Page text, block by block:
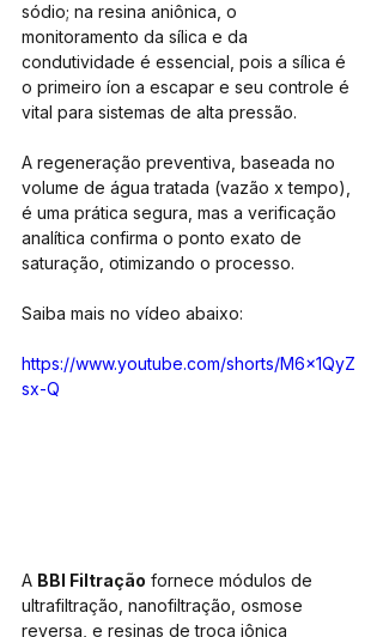
sódio; na resina aniônica, o
monitoramento da sílica e da
condutividade é essencial, pois a sílica é
o primeiro íon a escapar e seu controle é
vital para sistemas de alta pressão.
A regeneração preventiva, baseada no
volume de água tratada (vazão x tempo),
é uma prática segura, mas a verificação
analítica confirma o ponto exato de
saturação, otimizando o processo.
Saiba mais no vídeo abaixo:
https://www.youtube.com/shorts/M6x1QyZ
sx-Q
A BBI Filtração fornece módulos de
ultrafiltração, nanofiltração, osmose
reversa, e resinas de troca iônica